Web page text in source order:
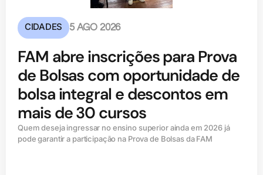
CIDADES 5 AGO 2026
FAM abre inscrições para Prova
de Bolsas com oportunidade de
bolsa integral e descontos em
mais de 30 cursos
Quem deseja ingressar no ensino superior ainda em 2026 já
pode garantir a participação na Prova de Bolsas da FAM